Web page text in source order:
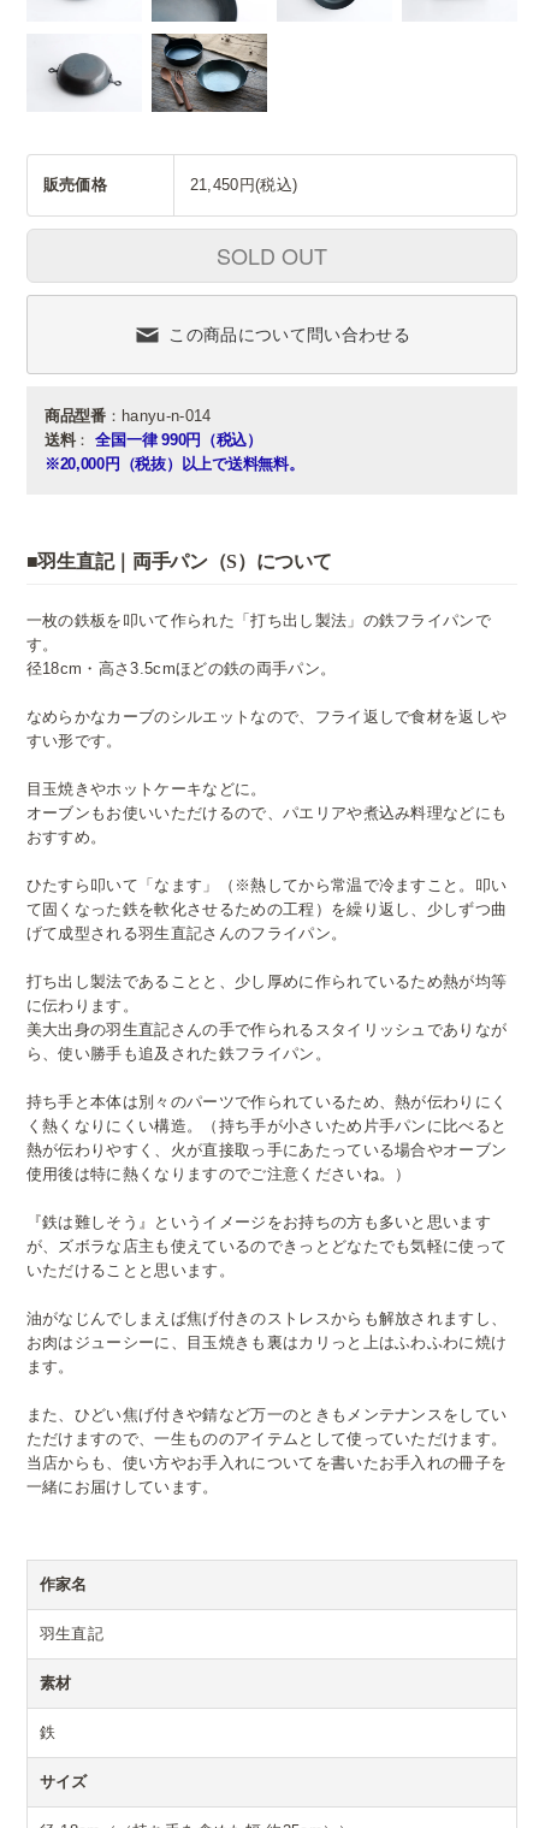
販売価格 21,450円(税込)
SOLD OUT
この商品について問い合わせる
商品型番：hanyu-n-014
送料： 全国一律 990円（税込）
※20,000円（税抜）以上で送料無料。
■羽生直記｜両手パン（S）について
一枚の鉄板を叩いて作られた「打ち出し製法」の鉄フライパンで
す。
径18cm・高さ3.5cmほどの鉄の両手パン。
なめらかなカーブのシルエットなので、フライ返しで食材を返しや
すい形です。
目玉焼きやホットケーキなどに。
オーブンもお使いいただけるので、パエリアや煮込み料理などにも
おすすめ。
ひたすら叩いて「なます」（※熱してから常温で冷ますこと。叩い
て固くなった鉄を軟化させるための工程）を繰り返し、少しずつ曲
げて成型される羽生直記さんのフライパン。
打ち出し製法であることと、少し厚めに作られているため熱が均等
に伝わります。
美大出身の羽生直記さんの手で作られるスタイリッシュでありなが
ら、使い勝手も追及された鉄フライパン。
持ち手と本体は別々のパーツで作られているため、熱が伝わりにく
く熱くなりにくい構造。（持ち手が小さいため片手パンに比べると
熱が伝わりやすく、火が直接取っ手にあたっている場合やオーブン
使用後は特に熱くなりますのでご注意くださいね。）
『鉄は難しそう』というイメージをお持ちの方も多いと思います
が、ズボラな店主も使えているのできっとどなたでも気軽に使って
いただけることと思います。
油がなじんでしまえば焦げ付きのストレスからも解放されますし、
お肉はジューシーに、目玉焼きも裏はカリっと上はふわふわに焼け
ます。
また、ひどい焦げ付きや錆など万一のときもメンテナンスをしてい
ただけますので、一生もののアイテムとして使っていただけます。
当店からも、使い方やお手入れについてを書いたお手入れの冊子を
一緒にお届けしています。
作家名
羽生直記
素材
鉄
サイズ